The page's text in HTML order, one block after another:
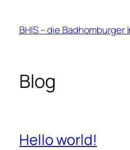
springen
BHIS – die Badhomburger
Blog
Hello world!